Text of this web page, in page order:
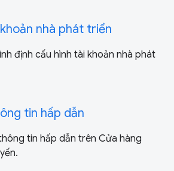
nhà phát triển
định cấu hình tài khoản nhà phát
tin hấp dẫn
tin hấp dẫn trên Cửa hàng